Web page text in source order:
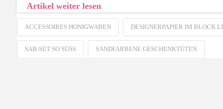
Artikel weiter lesen
ACCESSOIRES HONIGWABEN DESIGNERPAPIER IM BLOCK
SAB-SET SO SÜSS SANDFARBENE GESCHENKTÜTEN